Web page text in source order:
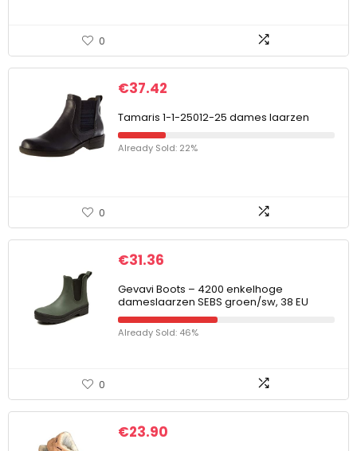
0
€37.42
Tamaris 1-1-25012-25 dames laarzen
Already Sold: 22%
0
€31.36
Gevavi Boots – 4200 enkelhoge
dameslaarzen SEBS groen/sw, 38 EU
Already Sold: 46%
0
€23.90